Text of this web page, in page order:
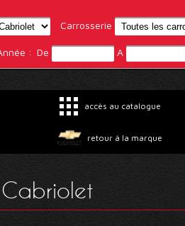
Carrosserie
: De A
accès au catalogue
retour à la marque
Cabriolet